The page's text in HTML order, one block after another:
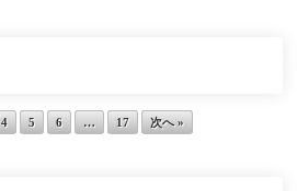
4 5 6 … 17 次へ »